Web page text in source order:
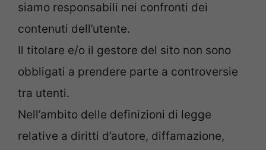
siamo responsabili nei confronti dei
contenuti dell’utente.
Il titolare e/o il gestore del sito non sono
obbligati a prendere parte a controversie
tra utenti.
Nell’ambito delle definizioni di legge
relative a diritti d’autore, diffamazione,